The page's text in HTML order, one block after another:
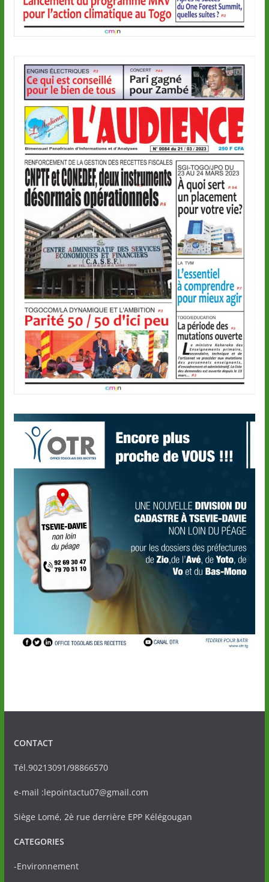
CONTACT
Tél.90213091/98866570
e-mail :lepointactu07@gmail.com
Siège Lomé, 2è rue derrière EPP Kélégougan
CATEGORIES
-Environnement